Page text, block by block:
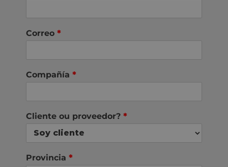
Correo *
Compañía *
Cliente ou proveedor? *
Provincia *